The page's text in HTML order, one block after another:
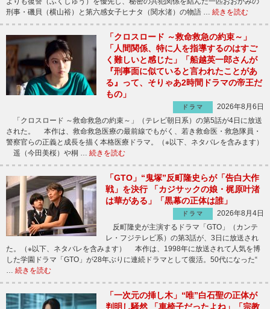
刑事・磯貝（横山裕）と第六感女子ヒナタ（関水渚）の物語 … 続きを読む
「クロスロード ～救命救急の約束～」
「人間関係、特に人を指導するのはすご
く難しいと感じた」「船越英一郎さんが
『刑事面に似ていると言われたことがあ
る』って、そりゃあ2時間ドラマの帝王だ
もの」
ドラマ
2026年8月6日
「クロスロード ～救命救急の約束～」（テレビ朝日系）の第5話が4日に放送
された。 本作は、救命救急医療の最前線でもがく、若き救命医・救急隊員・
警察官らの正義と成長を描く本格医療ドラマ。（※以下、ネタバレを含みます）
遥（今田美桜）や桐 … 続きを読む
「GTO」“鬼塚”反町隆史らが「告白大作
戦」を決行 「カジサックの娘・梶原叶渚
は華がある」「黒幕の正体は誰」
ドラマ
2026年8月4日
反町隆史が主演するドラマ「GTO」（カンテ
レ・フジテレビ系）の第3話が、3日に放送され
た。（※以下、ネタバレを含みます） 本作は、1998年に放送されて人気を博
した学園ドラマ「GTO」が28年ぶりに連続ドラマとして復活。50代になった“
… 続きを読む
「一次元の挿し木」“唯”白石聖の正体が
判明し騒然 「車椅子だったよね」「宗教